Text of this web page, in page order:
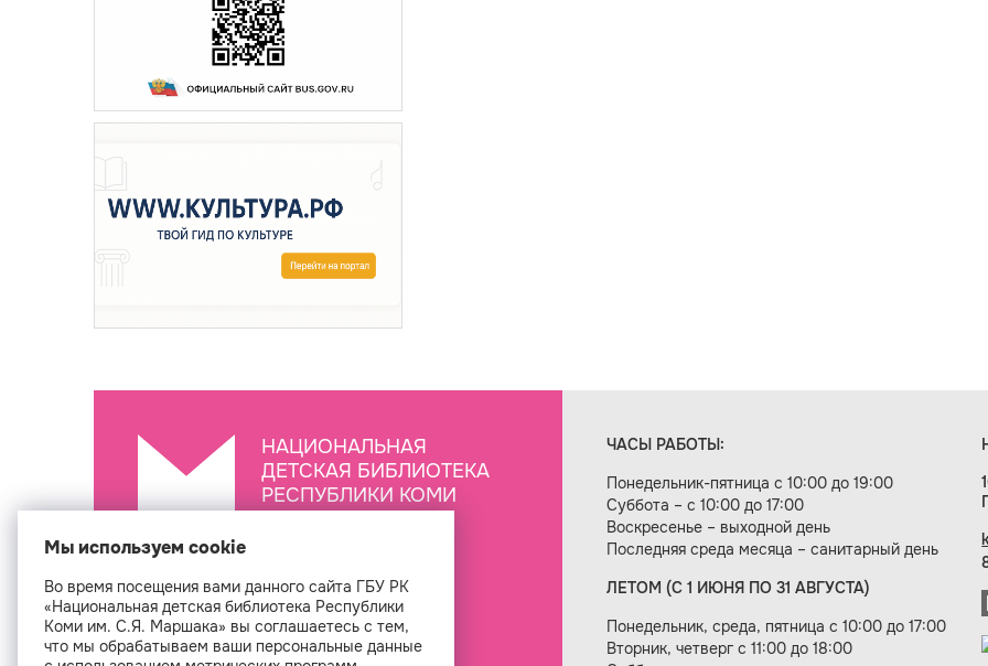
НАЦИОНАЛЬНАЯ
ДЕТСКАЯ БИБЛИОТЕКА
РЕСПУБЛИКИ КОМИ
ЧАСЫ РАБОТЫ:
Понедельник-пятница с 10:00 до 19:00
Суббота – с 10:00 до 17:00
Воскресенье – выходной день
Последняя среда месяца – санитарный день
ЛЕТОМ (С 1 ИЮНЯ ПО 31 АВГУСТА)
Понедельник, среда, пятница с 10:00 до 17:00
Вторник, четверг с 11:00 до 18:00
Создание сайта — веб-студия «Цифровой век»
Мы используем cookie
Во время посещения вами данного сайта ГБУ РК
«Национальная детская библиотека Республики
Коми им. С.Я. Маршака» вы соглашаетесь с тем,
что мы обрабатываем ваши персональные данные